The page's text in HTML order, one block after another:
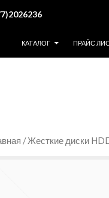
КАТАЛОГ
ПРАЙС
/Жесткие диски